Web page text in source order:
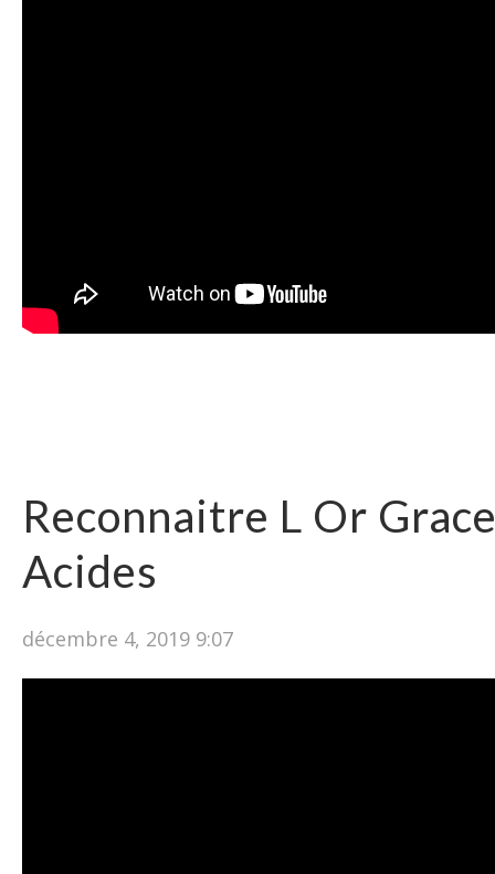
Reconnaitre L Or
Acides
décembre 4, 2019 9:07